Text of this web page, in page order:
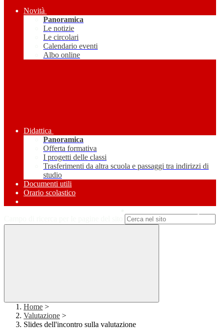
Novità
Panoramica
Le notizie
Le circolari
Calendario eventi
Albo online
Didattica
Panoramica
Offerta formativa
I progetti delle classi
Trasferimenti da altra scuola e passaggi tra indirizzi di
studio
Documenti utili
Orario scolastico
Home >
Valutazione >
Slides dell'incontro sulla valutazione